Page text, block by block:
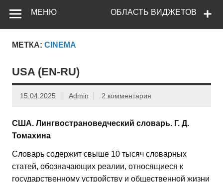
ОБЛАСТЬ ВИДЖЕТОВ
МЕНЮ
МЕТКА: CINEMA
USA (EN-RU)
15.04.2025 Admin 2 комментария
США. Лингвострановедческий словарь. Г. Д.
Томахина
Словарь содержит свыше 10 тысяч словарных
статей, обозначающих реалии, относящиеся к
государственному устройству и общественной жизни